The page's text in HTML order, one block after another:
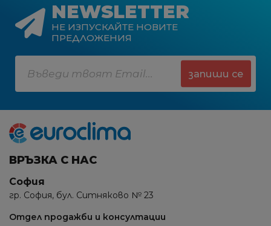
NEWSLETTER
НЕ ИЗПУСКАЙТЕ НОВИТЕ
ПРЕДЛОЖЕНИЯ
запиши се
ВРЪЗКА С НАС
София
гр. София, бул. Ситняково № 23
Отдел продажби и консултации